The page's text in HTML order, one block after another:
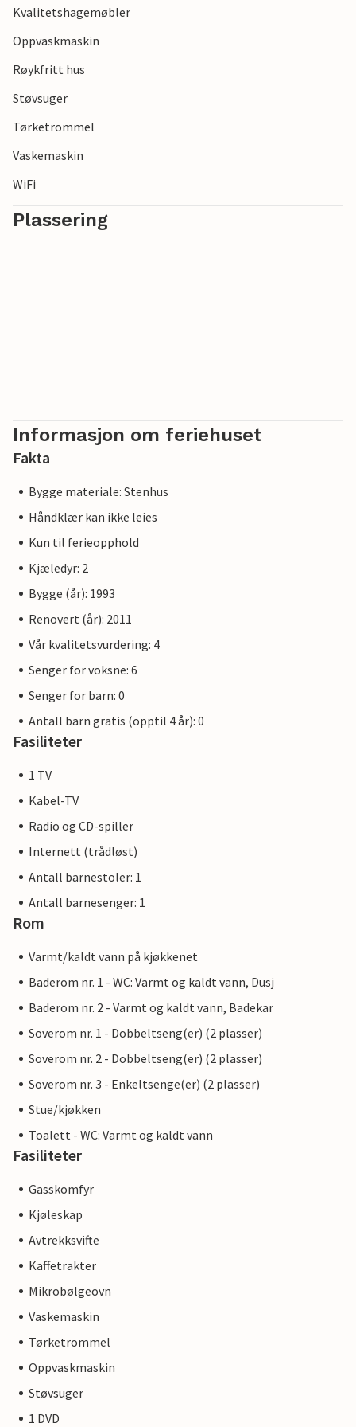
Kvalitetshagemøbler
Oppvaskmaskin
Røykfritt hus
Støvsuger
Tørketrommel
Vaskemaskin
WiFi
Plassering
Informasjon om feriehuset
Fakta
Bygge materiale: Stenhus
Håndklær kan ikke leies
Kun til ferieopphold
Kjæledyr: 2
Bygge (år): 1993
Renovert (år): 2011
Vår kvalitetsvurdering: 4
Senger for voksne: 6
Senger for barn: 0
Antall barn gratis (opptil 4 år): 0
Fasiliteter
1 TV
Kabel-TV
Radio og CD-spiller
Internett (trådløst)
Antall barnestoler: 1
Antall barnesenger: 1
Rom
Varmt/kaldt vann på kjøkkenet
Baderom nr. 1 - WC: Varmt og kaldt vann, Dusj
Baderom nr. 2 - Varmt og kaldt vann, Badekar
Soverom nr. 1 - Dobbeltseng(er) (2 plasser)
Soverom nr. 2 - Dobbeltseng(er) (2 plasser)
Soverom nr. 3 - Enkeltsenge(er) (2 plasser)
Stue/kjøkken
Toalett - WC: Varmt og kaldt vann
Fasiliteter
Gasskomfyr
Kjøleskap
Avtrekksvifte
Kaffetrakter
Mikrobølgeovn
Vaskemaskin
Tørketrommel
Oppvaskmaskin
Støvsuger
1 DVD